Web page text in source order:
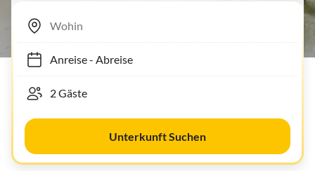
Anreise- Abreise
Unterkunft Suchen